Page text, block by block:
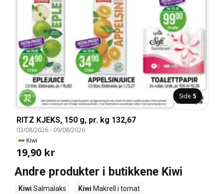
Side 5
RITZ KJEKS, 150 g, pr. kg 132,67
03/08/2026- 09/08/2026
Kiwi
19,90 kr
Andre produkter i butikkene Kiwi
Kiwi Salmalaks Kiwi Makrell i tomat